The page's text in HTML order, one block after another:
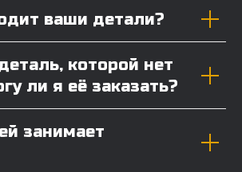
ваши детали?
которой нет
ли я её заказать?
занимает